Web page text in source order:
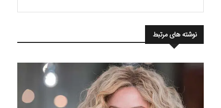
نوشته های مرتبط